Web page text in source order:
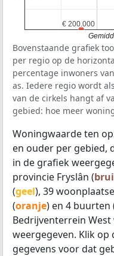
€ 200.000
€ 200.000
Bovenstaande grafiek
per regio op de
percentage inwoners
as. Iedere regio wordt
van de cirkels hangt af
gebied: hoe meer
Woningwaarde ten
en ouder per gebied,
in de grafiek
provincie Fryslân (
(geel), 39
(oranje) en 4 buurten
Bedrijventerrein
weergegeven. Klik op
gegevens voor dat